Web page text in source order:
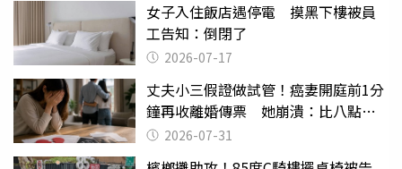
女子入住飯店遇停電 摸黑下樓被員
工告知：倒閉了
2026-07-17
丈夫小三假證做試管！癌妻開庭前1分
鐘再收離婚傳票 她崩潰：比八點檔
還扯2026-07-31